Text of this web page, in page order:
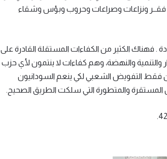
ونزاعات وصراعات وحروب وبؤس وشقاء
. فهناك الكثير من الكفاءات المستقلة القادرة على
والنهضة، وهم كفاءات لا ينتمون لأي حزب
التفويض الشعبي لكي ينعم السودانيون
المستقرة والمتطورة التي سلكت الطريق الصحيح.